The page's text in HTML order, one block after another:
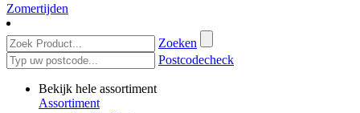
Zomertijden
Zoeken
Postcodecheck
Bekijk hele assortiment
Assortiment